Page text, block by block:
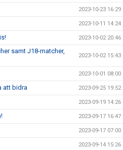
2023-10-23 16:29
2023-10-11 14:24
2023-10-02 20:46
samt J18-matcher,
2023-10-02 15:43
2023-10-01 08:00
att bidra 2023-09-25 19:52
2023-09-19 14:26
2023-09-17 16:47
2023-09-17 07:00
2023-09-14 15:26